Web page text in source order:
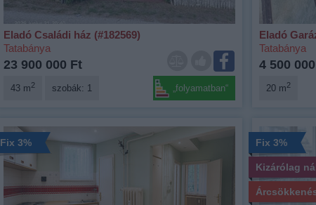
Eladó Családi ház (#182569)
Tatabánya
23 900 000 Ft
43 m2 szobák: 1 „folyamatban“
Eladó
Tatabánya
4 500
20 m2
Fix 3% Fix 3%
Kizárólag